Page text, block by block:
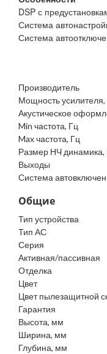
DSP с
Система
Система
Производитель
Мощность усилителя,
Акустическое
Min частота, Гц
Max частота, Гц
Размер НЧ
Выходы
Система
Общие
Тип устройства
Тип АС
Серия
Активная/пассивная
Отделка
Цвет
Цвет пылезащитной
Гарантия
Высота, мм
Ширина, мм
Глубина, мм